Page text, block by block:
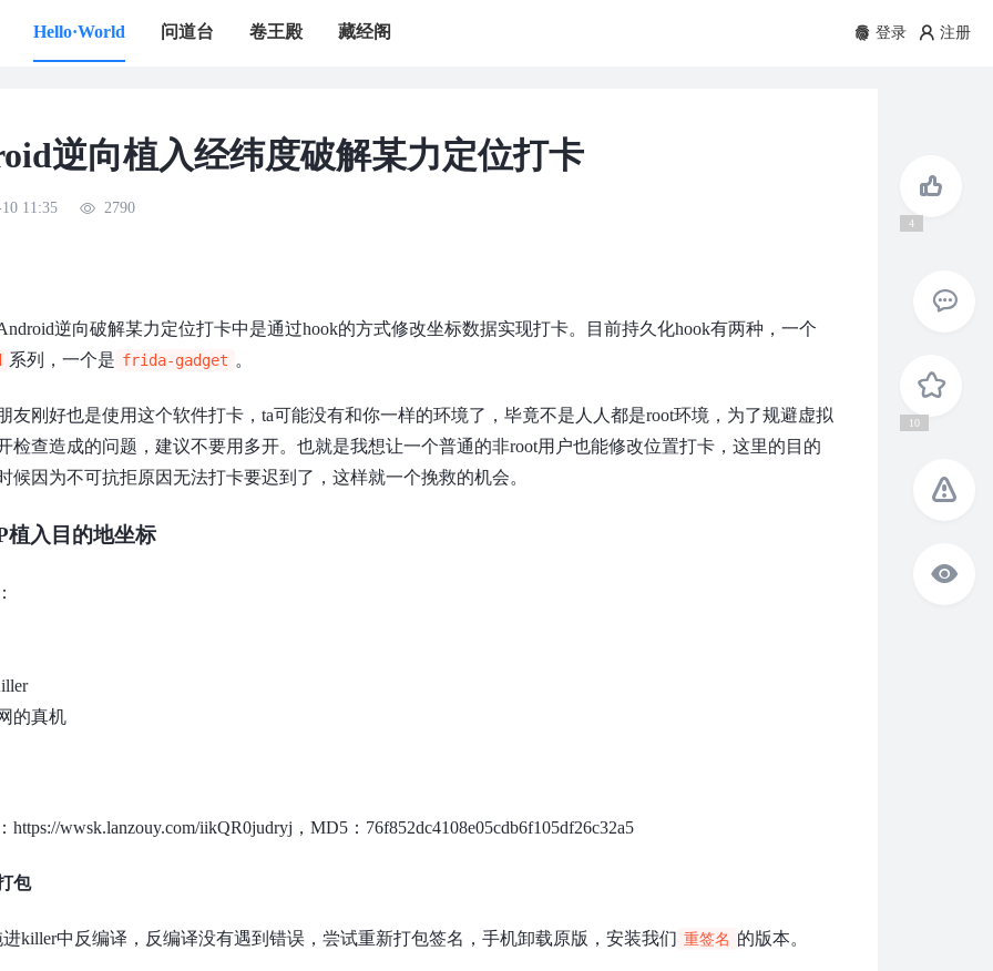
Hello·World 问道台 卷王殿 藏经阁 登录 注册
逆向植入经纬度破解某力定位打卡
11:35 2790
逆向破解某力定位打卡中是通过hook的方式修改坐标数据实现打卡。目前持久化hook有两种，一个
系列，一个是 frida-gadget 。
友刚好也是使用这个软件打卡，ta可能没有和你一样的环境了，毕竟不是人人都是root环境，为了规避虚拟
检查造成的问题，建议不要用多开。也就是我想让一个普通的非root用户也能修改位置打卡，这里的目的
候因为不可抗拒原因无法打卡要迟到了，这样就一个挽救的机会。
植入目的地坐标
的真机
https://wwsk.lanzouy.com/iikQR0judryj，MD5：76f852dc4108e05cdb6f105df26c32a5
包
进killer中反编译，反编译没有遇到错误，尝试重新打包签名，手机卸载原版，安装我们 重签名 的版本。
4
10